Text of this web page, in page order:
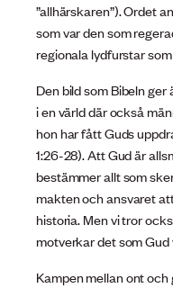
”allhärskaren”). Ordet
som var den som
regionala lydfurstar
Den bild som Bibeln
i en värld där också
hon har fått Guds
1:26-28). Att Gud är
bestämmer allt som
makten och ansvaret
historia. Men vi tror
motverkar det som
Kampen mellan ont